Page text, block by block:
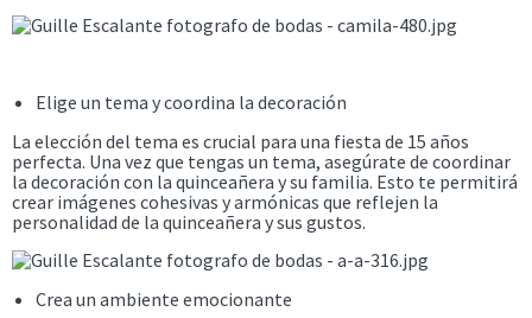
Elige un tema y coordina la decoración
La elección del tema es crucial para una fiesta de 15 años
perfecta. Una vez que tengas un tema, asegúrate de coordinar
la decoración con la quinceañera y su familia. Esto te permitirá
crear imágenes cohesivas y armónicas que reflejen la
personalidad de la quinceañera y sus gustos.
Crea un ambiente emocionante